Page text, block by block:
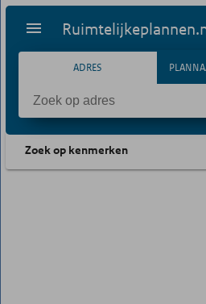
ADRES
Zoek op kenmerken